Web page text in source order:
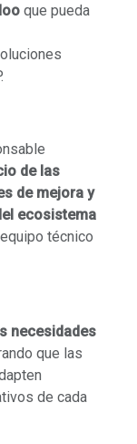
que pueda
de las
de mejora y
ecosistema
técnico
necesidades
que las
de cada